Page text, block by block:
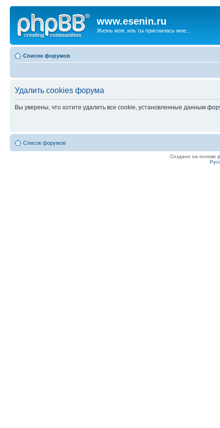
www.esenin.ru
Жизнь моя, иль ты приснилась мне...
Список форумов
Удалить cookies форума
Вы уверены, что хотите удалить все cookie, установленные данным
Список форумов
Создано на основе